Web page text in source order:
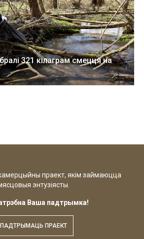
321 кілаграм смецця на
праект, якім займаюцца
энтузіясты.
Ваша падтрымка!
ПАДТРЫМАЦЬ ПРАЕКТ